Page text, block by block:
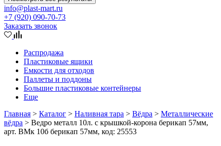
info@plast-mart.ru
+7 (920) 090-70-73
Заказать звонок
Распродажа
Пластиковые ящики
Емкости для отходов
Паллеты и поддоны
Большие пластиковые контейнеры
Еще
Главная > Каталог > Наливная тара > Вёдра > Металлические
вёдра > Ведро металл 10л. с крышкой-корона берикап 57мм,
арт. ВМк 10б берикап 57мм, код: 25553